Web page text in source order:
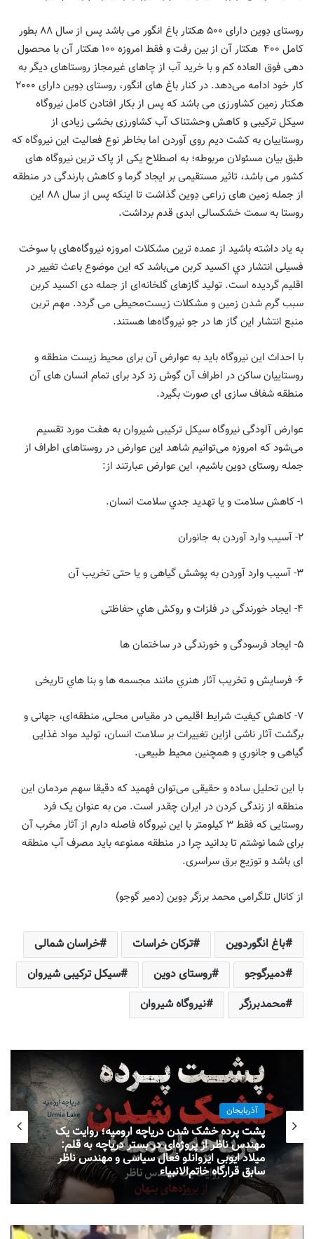
روستای دِوین دارای ۵٠٠ هکتار باغ انگور می باشد پس از سال ٨٨ بطور
کامل ۴٠٠
هکتار آن از بین رفت و فقط امروزه ١٠٠ هکتار آن با محصول
دهی فوق العاده کم و با خرید آب از چاهای غیرمجاز روستاهای دیگر به
کار خود ادامه می‌دهد. در کنار باغ های انگور، روستای دِوین دارای ٢٠٠٠
هکتار زمین کشاورزی می باشد که پس از بکار افتادن کامل نیروگاه
سیکل ترکیبی و کاهش وحشتناک آب کشاورزی بخشی زیادی از
روستاییان به کشت دیم روی آوردن اما بخاطر نوع فعالیت این نیروگاه که
طبق بیان مسئولان مربوطه؛ به اصطلاح یکی از پاک ترین نیروگاه های
کشور می باشد، تاثیر مستقیمی بر ایجاد گرما و کاهش بارندگی در منطقه
از جمله زمین های زراعی دِوین گذاشت تا اینکه پس از سال ٨٨ این
روستا به سمت خشکسالی ابدی قدم برداشت.
به یاد داشته باشید از ﻋﻤﺪه ﺗﺮﯾﻦ ﻣﺸﮑﻠﺎت اﻣﺮوزه نیروگاه‌های ﺑﺎ ﺳﻮﺧﺖ
ﻓﺴﯿﻠﯽ اﻧﺘﺸﺎر دي اﮐﺴﯿﺪ ﮐﺮﺑﻦ می‌باشد ﮐﻪ اﯾﻦ ﻣﻮﺿﻮع ﺑﺎﻋﺚ ﺗﻐﯿﯿﺮ در
اﻗﻠﯿﻢ ﮔﺮدﯾﺪه اﺳﺖ. ﺗﻮﻟﯿﺪ گازهای گلخانه‌ای از ﺟﻤﻠﻪ دی اﮐﺴﯿﺪ ﮐﺮﺑﻦ
ﺳﺒﺐ ﮔﺮم ﺷﺪن زﻣﯿﻦ و ﻣﺸﮑﻠﺎت زیست‌محیطی ﻣﯽ ﮔﺮدد. ﻣﻬﻢ ﺗﺮﯾﻦ
ﻣﻨﺒﻊ اﻧﺘﺸﺎر اﯾﻦ ﮔﺎز ها در ﺟﻮ نیروگاه‌ها ﻫﺴﺘﻨﺪ.
با احداث این نیروگاه باید به عوارض آن برای محیط زیست منطقه و
روستاییان ساکن در اطراف آن گوش زد کرد برای تمام انسان های آن
منطقه شفاف سازی ای صورت بگیرد.
عوارض آلودگی نیروگاه سیکل ترکیبی شیروان به هفت مورد تقسیم
می‌شود که امروزه می‌توانیم شاهد این عوارض در روستاهای اطراف از
جمله روستای دوین باشیم، این عوارض عبارتند از:
١- ﮐﺎﻫﺶ ﺳﻠﺎﻣﺖ و ﯾﺎ ﺗﻬﺪﯾﺪ ﺟﺪي ﺳﻠﺎﻣﺖ اﻧﺴﺎن.
٢- آﺳﯿﺐ وارد آوردن ﺑﻪ ﺟﺎﻧﻮران
٣- آﺳﯿﺐ وارد آوردن به پوشش گیاهی و ﯾﺎ ﺣﺘﯽ ﺗﺨﺮﯾﺐ آن
۴- اﯾﺠﺎد ﺧﻮرﻧﺪﮔﯽ در ﻓﻠﺰات و روﮐﺶ ﻫﺎي ﺣﻔﺎﻇﺘﯽ
۵- اﯾﺠﺎد ﻓﺮﺳﻮدﮔﯽ و ﺧﻮرﻧﺪﮔﯽ در ﺳﺎﺧﺘﻤﺎن ها
۶- ﻓﺮﺳﺎﯾﺶ و ﺗﺨﺮﯾﺐ آثار ﻫﻨﺮي ﻣﺎﻧﻨﺪ ﻣﺠﺴﻤﻪ ها و ﺑﻨﺎ ﻫﺎي ﺗﺎرﯾﺨﯽ
٧- ﮐﺎﻫﺶ ﮐﯿﻔﯿﺖ ﺷﺮاﯾﻂ اﻗﻠﯿﻤﯽ در ﻣﻘﯿﺎس ﻣﺤﻠﯽ, منطقه‌ای، ﺟﻬﺎﻧﯽ و
ﺑﺮﮔﺸﺖ آثار ﻧﺎﺷﯽ ازاﯾﻦ ﺗﻐﯿﯿﺮات ﺑﺮ ﺳﻠﺎﻣﺖ اﻧﺴﺎن، ﺗﻮﻟﯿﺪ ﻣﻮاد ﻏﺬاﯾﯽ
ﮔﯿﺎﻫﯽ و ﺟﺎﻧﻮري و ﻫﻤﭽﻨﯿﻦ ﻣﺤﯿﻂ ﻃﺒﯿﻌﯽ.
با این تحلیل ساده و حقیقی می‌توان فهمید که دقیقا سهم مردمان این
منطقه از زندگی کردن در ایران چقدر است. من به عنوان یک فرد
روستایی که فقط ٣ کیلومتر با این نیروگاه فاصله دارم از آثار مخرب آن
برای شما نوشتم تا بدانید چرا در منطقه ممنوعه باید مصرف آب منطقه
ای باشد و توزیع برق سراسری.
از کانال تلگرامی محمد برزگر دِوین (دمیر گوجو)
باغ انگوردوین ترکان خراسات
خراسان شمالی
دمیرگوجو
روستای دوین
سیکل ترکیبی شیروان
محمدبرزگر
نیروگاه شیروان
آذربایجان
پشت پرده خشک شدن دریاچه ارومیه؛ روایت یک
مهندس ناظر از پروژه‌ای در بستر دریاچه به قلم:
میلاد ایوبی ایروانلو فعال سیاسی و مهندس ناظر
سابق قرارگاه خاتم‌الانبیاء